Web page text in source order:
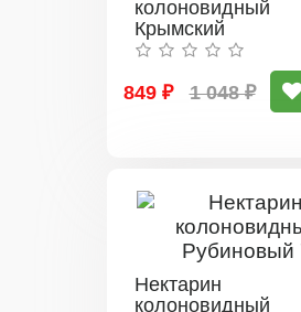
колоновидный
Крымский
849 ₽ 1 048 ₽
Нектарин
колоновидный